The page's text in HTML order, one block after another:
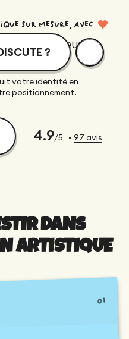
SEO/GEO
?
SUR MESURE, AVEC
MARQUE QUI
votre identité en
positionnement.
4.9/5 • 97 avis
DANS
ARTISTIQUE
01